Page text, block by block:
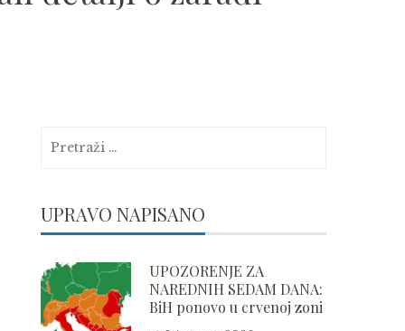
UPRAVO NAPISANO
UPOZORENJE ZA
NAREDNIH SEDAM DANA:
BiH ponovo u crvenoj zoni